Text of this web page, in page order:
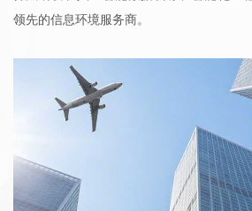
领先的信息环境服务商。